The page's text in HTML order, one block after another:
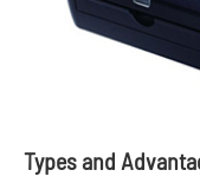
Types and